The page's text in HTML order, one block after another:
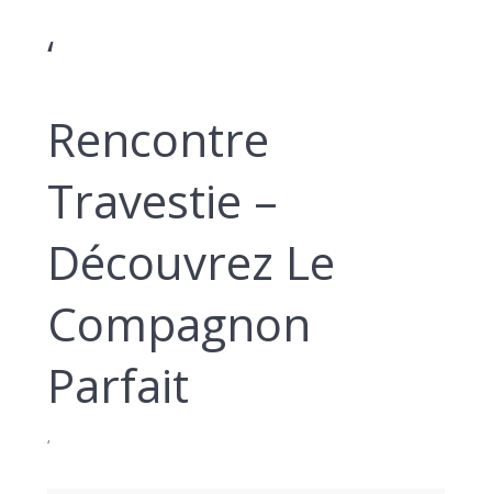
‘
Rencontre
Travestie –
Découvrez Le
Compagnon
Parfait
‘